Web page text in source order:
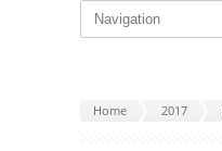
Home 2017